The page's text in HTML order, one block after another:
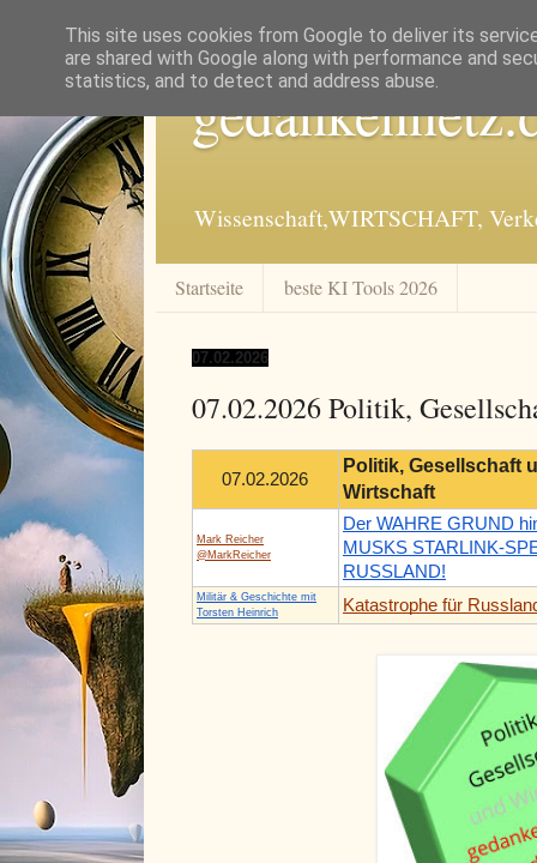
Wissenschaft,WIRTSCHAFT,
Startseite beste KI Tools 2026
07.02.2026
07.02.2026 Politik,
07.02.2026
Politik, Gesellschaft
Wirtschaft
Mark Reicher
@MarkReicher
Der WAHRE GRUND
MUSKS STARLINK-
RUSSLAND!
Militär & Geschichte mit
Torsten Heinrich
Katastrophe für
This site uses cookies from Google to deliver its
are shared with Google along with performance and
statistics, and to detect and address abuse.